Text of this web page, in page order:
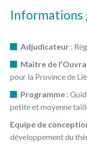
Informations
Adjudicateur :
Maître de
pour la Province de
Programme :
petite et moyenne
Equipe de
développement du